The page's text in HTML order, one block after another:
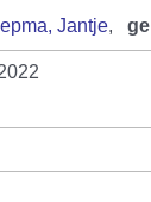
Jantje,